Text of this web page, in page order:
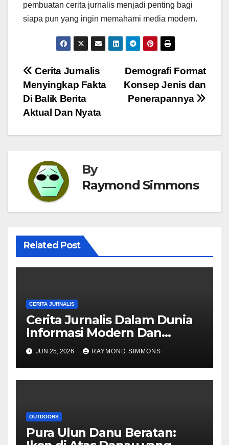
pembuatan cerita jurnalis menjadi penting bagi
siapa pun yang ingin memahami media modern.
Navigasi
pos
Demografi Format
Konsep Jenis dan
Penerapannya
Cerita Jurnalis
Menyingkap Fakta
Di Balik Berita
Aktual Dan Nyata
By
Raymond Simmons
Related Post
CERITA JURNALIS
Cerita Jurnalis Dalam Dunia
Informasi Modern Dan
Dinamika Berita
JUN 25, 2026 RAYMOND SIMMONS
OUTDOORS
Pura Ulun Danu Beratan: